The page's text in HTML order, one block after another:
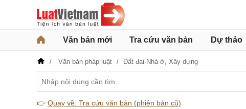
Văn bản mới Tra cứu văn bản Dự thảo
Văn bản pháp luật Đất đai-Nhà ở, Xây dựng
👉 Quay về: Tra cứu văn bản (phiên bản cũ)